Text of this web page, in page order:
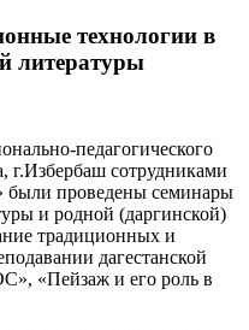
технологии в
литературы
педагогического
сотрудниками
проведены семинары
и родной (даргинской)
традиционных и
дагестанской
«Пейзаж и его роль в